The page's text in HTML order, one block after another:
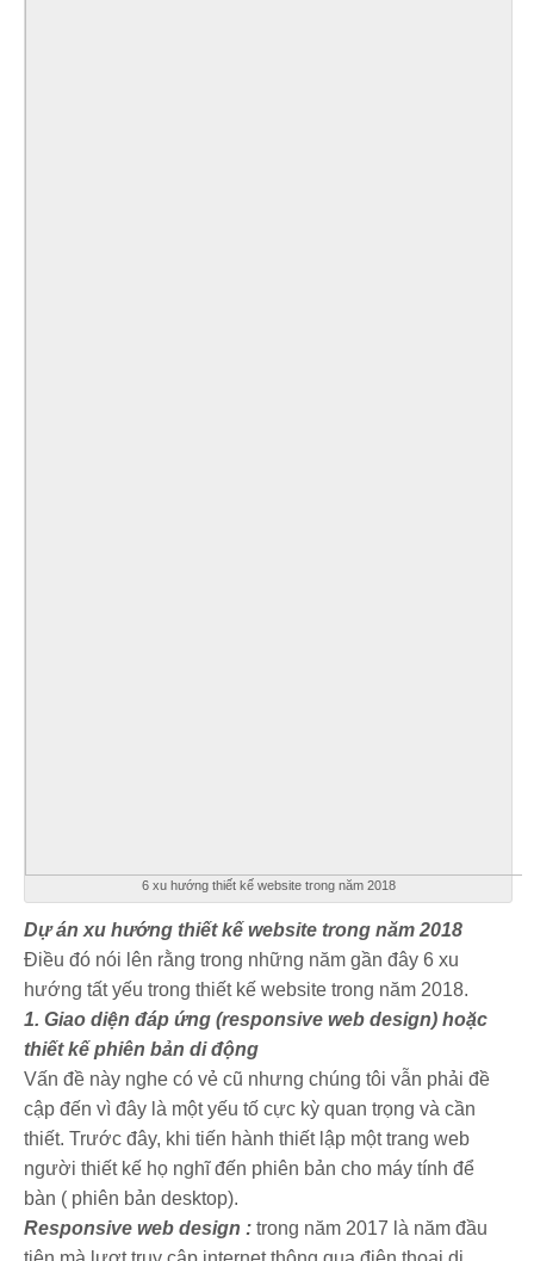
6 xu hướng thiết kế website trong năm 2018
Dự án xu hướng thiết kế website trong năm 2018
Điều đó nói lên rằng trong những năm gần đây 6 xu
hướng tất yếu trong thiết kế website trong năm 2018.
1. Giao diện đáp ứng (responsive web design) hoặc
thiết kế phiên bản di động
Vấn đề này nghe có vẻ cũ nhưng chúng tôi vẫn phải đề
cập đến vì đây là một yếu tố cực kỳ quan trọng và cần
thiết. Trước đây, khi tiến hành thiết lập một trang web
người thiết kế họ nghĩ đến phiên bản cho máy tính để
bàn ( phiên bản desktop).
Responsive web design : trong năm 2017 là năm đầu